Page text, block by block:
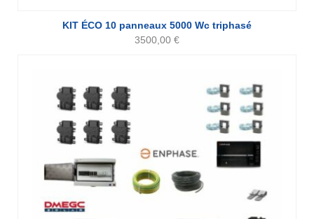
KIT ÉCO 10 panneaux 5000 Wc triphasé
3500,00 €